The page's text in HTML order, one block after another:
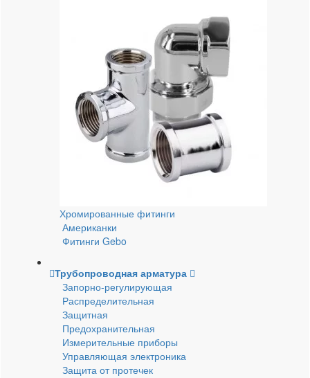
Хромированные фитинги
Американки
Фитинги Gebo
Трубопроводная арматура
Запорно-регулирующая
Распределительная
Защитная
Предохранительная
Измерительные приборы
Управляющая электроника
Защита от протечек